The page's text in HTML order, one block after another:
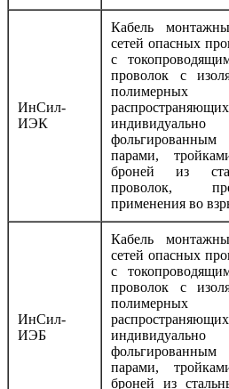
ИнСил-
ИЭК
Кабель
сетей опасных
с
проволок с
парами,
броней из
проволок,
применения во
ИнСил-
ИЭБ
Кабель
сетей опасных
с
проволок с
парами,
броней из